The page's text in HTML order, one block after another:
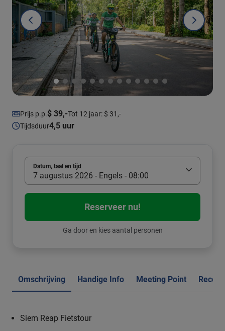
Prijs p.p.$ 39,-Tot 12 jaar: $ 31,-
Tijdsduur4,5 uur
Datum, taal en tijd
7 augustus 2026 - Engels - 08:00
Reserveer nu!
Ga door en kies aantal personen
Omschrijving Handige Info Meeting Point
Siem Reap Fietstour